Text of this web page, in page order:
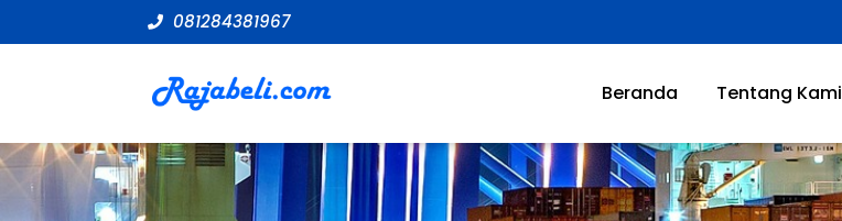
081284381967
Beranda Tentang Kami